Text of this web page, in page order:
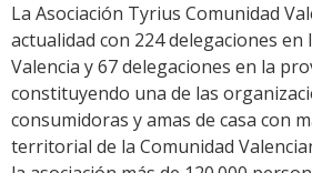
La Asociación Tyrius Comunidad
actualidad con 224 delegaciones en
Valencia y 67 delegaciones en la
constituyendo una de las
consumidoras y amas de casa con
territorial de la Comunidad